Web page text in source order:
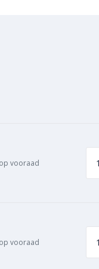
op vooraad
op vooraad